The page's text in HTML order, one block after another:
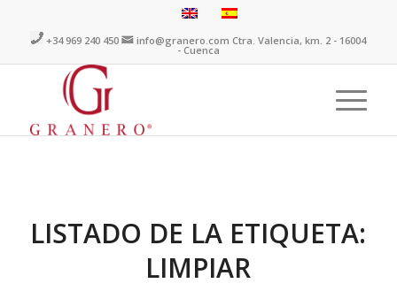
+34 969 240 450 info@granero.com Ctra. Valencia, km. 2 - 16004
- Cuenca
LISTADO DE LA ETIQUETA:
LIMPIAR